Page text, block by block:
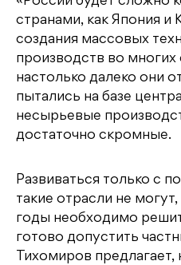
странами, как Япония и
создания массовых
производств во
настолько далеко они
пытались на базе
несырьевые
достаточно скромные.
Развиваться только с
такие отрасли не
годы необходимо
готово допустить
Тихомиров